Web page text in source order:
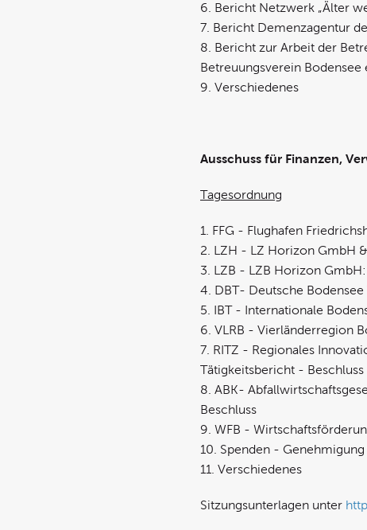
6. Bericht Netzwerk „Älter
7. Bericht Demenzagentur
8. Bericht zur Arbeit der
Betreuungsverein Bodensee
9. Verschiedenes
Ausschuss für Finanzen,
Tagesordnung
1. FFG - Flughafen
2. LZH - LZ Horizon GmbH
3. LZB - LZB Horizon
4. DBT- Deutsche
5. IBT - Internationale
6. VLRB - Vierländerregion
7. RITZ - Regionales
Tätigkeitsbericht - Beschluss
8. ABK-
Beschluss
9. WFB -
10. Spenden -
11. Verschiedenes
Sitzungsunterlagen unter